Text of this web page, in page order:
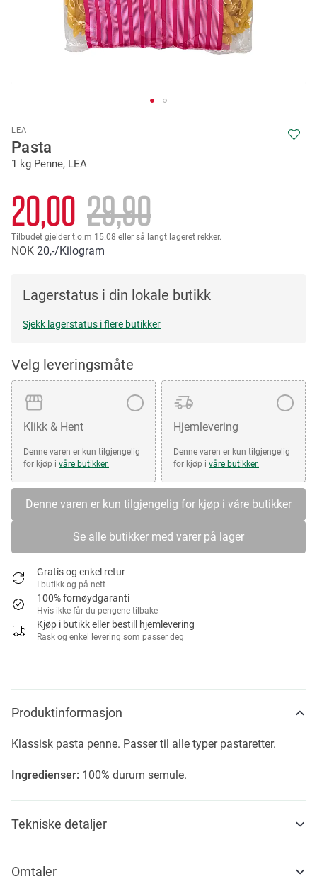
LEA
Pasta
1 kg Penne, LEA
20,00 29,90
Tilbudet gjelder t.o.m 15.08 eller så langt lageret rekker.
NOK 20,-/Kilogram
Lagerstatus i din lokale butikk
Sjekk lagerstatus i flere butikker
Velg leveringsmåte
Klikk & Hent
Denne varen er kun tilgjengelig
for kjøp i våre butikker.
Hjemlevering
Denne varen er kun tilgjengelig
for kjøp i våre butikker.
Denne varen er kun tilgjengelig for kjøp i våre butikker
Se alle butikker med varer på lager
Gratis og enkel retur
I butikk og på nett
100% fornøydgaranti
Hvis ikke får du pengene tilbake
Kjøp i butikk eller bestill hjemlevering
Rask og enkel levering som passer deg
to
the
beginning
the
images
gallery
Produktinformasjon
Klassisk pasta penne. Passer til alle typer pastaretter.
Ingredienser: 100% durum semule.
Tekniske detaljer
Omtaler